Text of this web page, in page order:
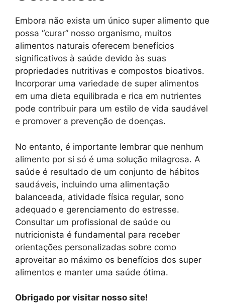
Embora não exista um único super alimento que
possa “curar” nosso organismo, muitos
alimentos naturais oferecem benefícios
significativos à saúde devido às suas
propriedades nutritivas e compostos bioativos.
Incorporar uma variedade de super alimentos
em uma dieta equilibrada e rica em nutrientes
pode contribuir para um estilo de vida saudável
e promover a prevenção de doenças.
No entanto, é importante lembrar que nenhum
alimento por si só é uma solução milagrosa. A
saúde é resultado de um conjunto de hábitos
saudáveis, incluindo uma alimentação
balanceada, atividade física regular, sono
adequado e gerenciamento do estresse.
Consultar um profissional de saúde ou
nutricionista é fundamental para receber
orientações personalizadas sobre como
aproveitar ao máximo os benefícios dos super
alimentos e manter uma saúde ótima.
Obrigado por visitar nosso site!